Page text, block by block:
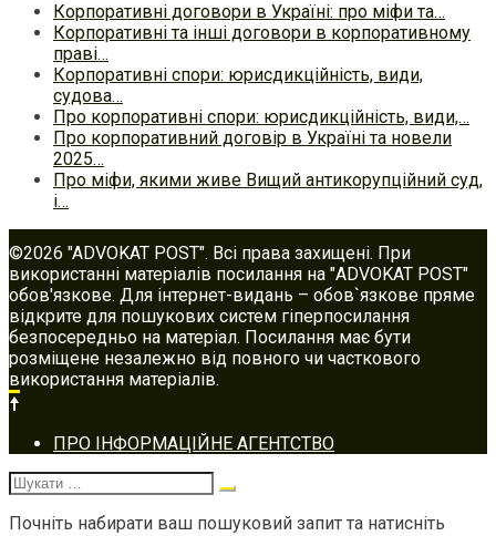
Корпоративні договори в Україні: про міфи та…
Корпоративні та інші договори в корпоративному
праві…
Корпоративні спори: юрисдикційність, види,
судова…
Про корпоративні спори: юрисдикційність, види,…
Про корпоративний договір в Україні та новели
2025…
Про міфи, якими живе Вищий антикорупційний суд,
і…
©2026 "ADVOKAT POST". Всі права захищені. При
використанні матеріалів посилання на "ADVOKAT POST"
обов'язкове. Для інтернет-видань – обов`язкове пряме
відкрите для пошукових систем гіперпосилання
безпосередньо на матеріал. Посилання має бути
розміщене незалежно від повного чи часткового
використання матеріалів.
Footer
navigation
ПРО ІНФОРМАЦІЙНЕ АГЕНТСТВО
Шукати:
Почніть набирати ваш пошуковий запит та натисніть